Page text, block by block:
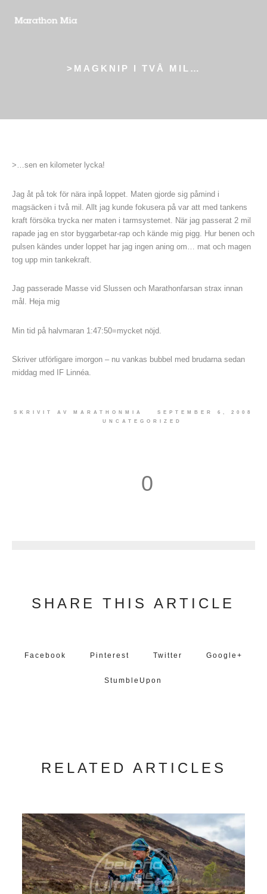
>MAGKNIP I TVÅ MIL…
>…sen en kilometer lycka!
Jag åt på tok för nära inpå loppet. Maten gjorde sig påmind i
magsäcken i två mil. Allt jag kunde fokusera på var att med tankens
kraft försöka trycka ner maten i tarmsystemet. När jag passerat 2 mil
rapade jag en stor byggarbetar-rap och kände mig pigg. Hur benen och
pulsen kändes under loppet har jag ingen aning om… mat och magen
tog upp min tankekraft.
Jag passerade Masse vid Slussen och Marathonfarsan strax innan
mål. Heja mig
Min tid på halvmaran 1:47:50=mycket nöjd.
Skriver utförligare imorgon – nu vankas bubbel med brudarna sedan
middag med IF Linnéa.
SKRIVIT AV MARATHONMIA
SEPTEMBER 6, 2008
UNCATEGORIZED
0
SHARE THIS ARTICLE
Facebook Pinterest Twitter Google+
StumbleUpon
RELATED ARTICLES